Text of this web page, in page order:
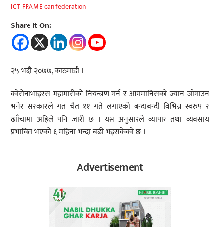
ICT FRAMEcan federation
Share It On:
२५ भदौ २०७७, काठमाडौं ।
कोरोनाभाइरस महामारीको नियन्त्रण गर्न र आममानिसको ज्यान जोगाउन
भनेर सरकारले गत चैत ११ गते लगाएको बन्दाबन्दी विभिन्न स्वरुप र
ढााँचामा अहिले पनि जारी छ । यस अनुसारले व्यापार तथा व्यवसाय
प्रभावित भएको ६ महिना भन्दा बढी भइसकेको छ ।
Advertisement